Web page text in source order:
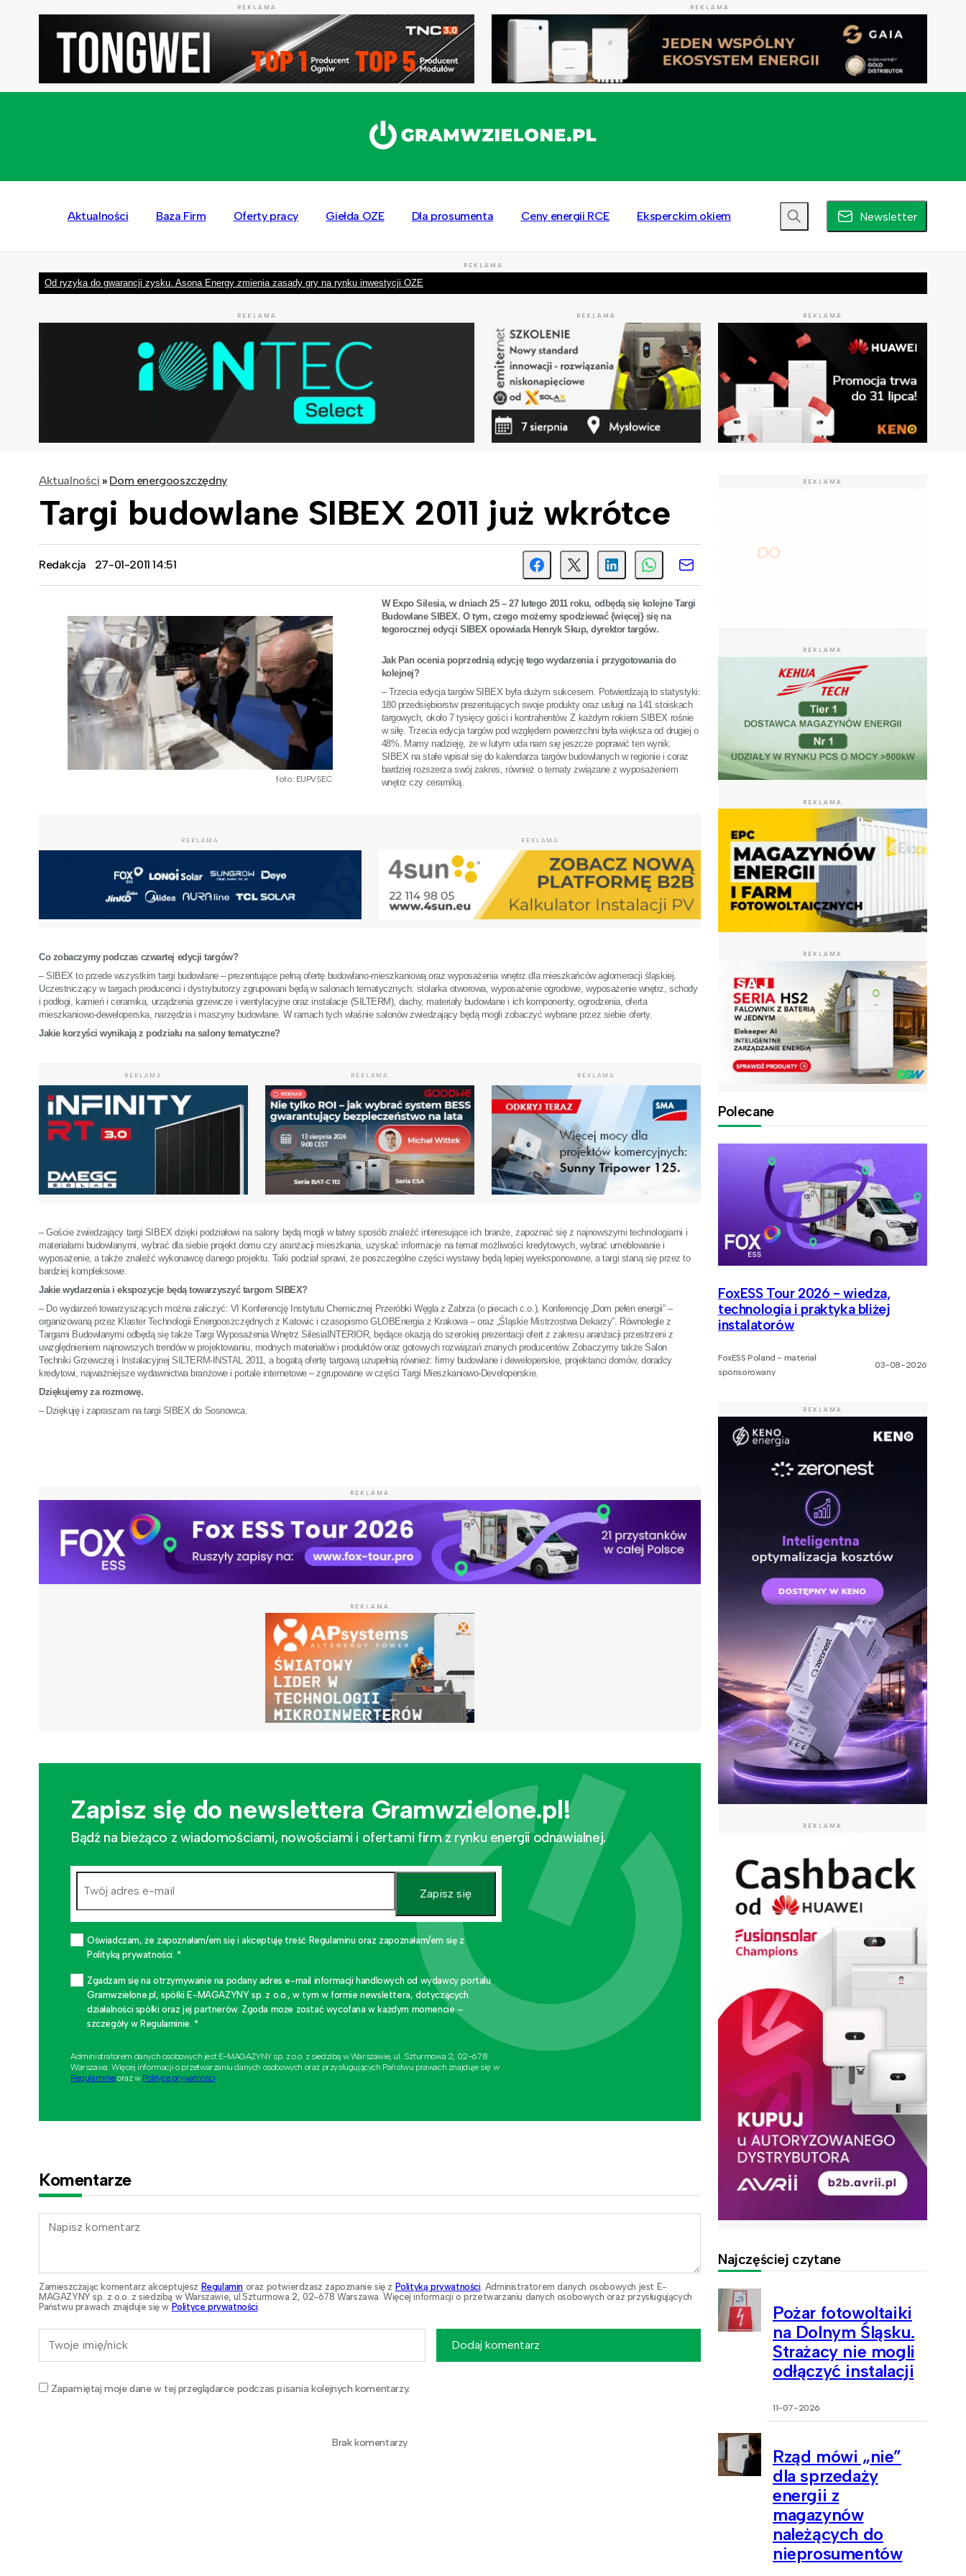
REKLAMA REKLAMA
Aktualności Baza Firm Oferty pracy Giełda OZE Dla prosumenta Ceny energii RCE Eksperckim okiem Newsletter
REKLAMA
Od ryzyka do gwarancji zysku. Asona Energy zmienia zasady gry na rynku inwestycji OZE
REKLAMA REKLAMA REKLAMA
Aktualności » Dom energooszczędny
Targi budowlane SIBEX 2011 już wkrótce
Redakcja 27-01-2011 14:51
foto: EUPVSEC
W Expo Silesia, w dniach 25 – 27 lutego 2011 roku, odbędą się kolejne Targi
Budowlane SIBEX. O tym, czego możemy spodziewać {więcej} się na
tegorocznej edycji SIBEX opowiada Henryk Skup, dyrektor targów.
Jak Pan ocenia poprzednią edycję tego wydarzenia i przygotowania do
kolejnej?
– Trzecia edycja targów SIBEX była dużym sukcesem. Potwierdzają to statystyki:
180 przedsiębiorstw prezentujących swoje produkty oraz usługi na 141 stoiskach
targowych, około 7 tysięcy gości i kontrahentów. Z każdym rokiem SIBEX rośnie
w siłę. Trzecia edycja targów pod względem powierzchni była większa od drugiej o
48%. Mamy nadzieję, że w lutym uda nam się jeszcze poprawić ten wynik.
SIBEX na stałe wpisał się do kalendarza targów budowlanych w regionie i coraz
bardziej rozszerza swój zakres, również o tematy związane z wyposażeniem
wnętrz czy ceramiką.
REKLAMA REKLAMA
Co zobaczymy podczas czwartej edycji targów?
– SIBEX to przede wszystkim targi budowlane – prezentujące pełną ofertę budowlano-mieszkaniową oraz wyposażenia wnętrz dla mieszkańców aglomeracji śląskiej.
Uczestniczący w targach producenci i dystrybutorzy zgrupowani będą w salonach tematycznych: stolarka otworowa, wyposażenie ogrodowe, wyposażenie wnętrz, schody
i podłogi, kamień i ceramika, urządzenia grzewcze i wentylacyjne oraz instalacje (SILTERM), dachy, materiały budowlane i ich komponenty, ogrodzenia, oferta
mieszkaniowo-deweloperska, narzędzia i maszyny budowlane. W ramach tych właśnie salonów zwiedzający będą mogli zobaczyć wybrane przez siebie oferty.
Jakie korzyści wynikają z podziału na salony tematyczne?
REKLAMA REKLAMA REKLAMA
– Goście zwiedzający targi SIBEX dzięki podziałowi na salony będą mogli w łatwy sposób znaleźć interesujące ich branże, zapoznać się z najnowszymi technologiami i
materiałami budowlanymi, wybrać dla siebie projekt domu czy aranżacji mieszkania, uzyskać informacje na temat możliwości kredytowych, wybrać umeblowanie i
wyposażenie, a także znaleźć wykonawcę danego projektu. Taki podział sprawi, że poszczególne części wystawy będą lepiej wyeksponowane, a targi staną się przez to
bardziej kompleksowe.
Jakie wydarzenia i ekspozycje będą towarzyszyć targom SIBEX?
– Do wydarzeń towarzyszących można zaliczyć: VI Konferencję Instytutu Chemicznej Przeróbki Węgla z Zabrza (o piecach c.o.), Konferencję „Dom pełen energii” –
organizowaną przez Klaster Technologii Energooszczędnych z Katowic i czasopismo GLOBEnergia z Krakowa – oraz „Śląskie Mistrzostwa Dekarzy”. Równolegle z
Targami Budowlanymi odbędą się także Targi Wyposażenia Wnętrz SilesiaINTERIOR, będące okazją do szerokiej prezentacji ofert z zakresu aranżacji przestrzeni z
uwzględnieniem najnowszych trendów w projektowaniu, modnych materiałów i produktów oraz gotowych rozwiązań znanych producentów. Zobaczymy także Salon
Techniki Grzewczej i Instalacyjnej SILTERM-INSTAL 2011, a bogatą ofertę targową uzupełnią również: firmy budowlane i deweloperskie, projektanci domów, doradcy
kredytowi, najważniejsze wydawnictwa branżowe i portale internetowe – zgrupowane w części Targi Mieszkaniowo-Developerskie.
Dziękujemy za rozmowę.
– Dziękuję i zapraszam na targi SIBEX do Sosnowca.
REKLAMA
REKLAMA
Zapisz się do newslettera Gramwzielone.pl!
Bądź na bieżąco z wiadomościami, nowościami i ofertami firm z rynku energii odnawialnej.
Zapisz się
Oświadczam, że zapoznałam/em się i akceptuję treść Regulaminu oraz zapoznałam/em się z
Polityką prywatności. *
Zgadzam się na otrzymywanie na podany adres e-mail informacji handlowych od wydawcy portalu
Gramwzielone.pl, spółki E-MAGAZYNY sp. z o.o., w tym w formie newslettera, dotyczących
działalności spółki oraz jej partnerów. Zgoda może zostać wycofana w każdym momencie –
szczegóły w Regulaminie. *
Administratorem danych osobowych jest E-MAGAZYNY sp. z o.o. z siedzibą w Warszawie, ul. Szturmowa 2, 02-678
Warszawa. Więcej informacji o przetwarzaniu danych osobowych oraz przysługujących Państwu prawach znajduje się w
Regulaminieoraz w Polityce prywatności.
Komentarze
Zamieszczając komentarz akceptujesz Regulamin oraz potwierdzasz zapoznanie się z Polityką prywatności . Administratorem danych osobowych jest E-
MAGAZYNY sp. z o.o. z siedzibą w Warszawie, ul.Szturmowa 2, 02-678 Warszawa. Więcej informacji o przetwarzaniu danych osobowych oraz przysługujących
Państwu prawach znajduje się w Polityce prywatności
Zapamiętaj moje dane w tej przeglądarce podczas pisania kolejnych komentarzy.
Dodaj komentarz
Brak komentarzy
REKLAMA
REKLAMA
REKLAMA
REKLAMA
Polecane
FoxESS Tour 2026 - wiedza,
technologia i praktyka bliżej
instalatorów
FoxESS Poland - materiał
sponsorowany
03-08-2026
REKLAMA
REKLAMA
Najczęściej czytane
Pożar fotowoltaiki
na Dolnym Śląsku.
Strażacy nie mogli
odłączyć instalacji
11-07-2026
Rząd mówi „nie”
dla sprzedaży
energii z
magazynów
należących do
nieprosumentów